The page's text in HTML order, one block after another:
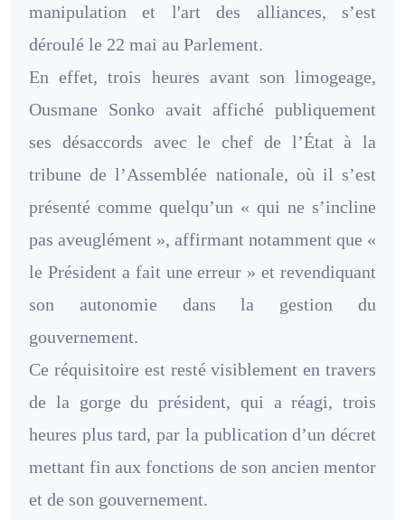
manipulation et l'art des alliances, s’est
déroulé le 22 mai au Parlement.
En effet, trois heures avant son limogeage,
Ousmane Sonko avait affiché publiquement
ses désaccords avec le chef de l’État à la
tribune de l’Assemblée nationale, où il s’est
présenté comme quelqu’un « qui ne s’incline
pas aveuglément », affirmant notamment que «
le Président a fait une erreur » et revendiquant
son autonomie dans la gestion du
gouvernement.
Ce réquisitoire est resté visiblement en travers
de la gorge du président, qui a réagi, trois
heures plus tard, par la publication d’un décret
mettant fin aux fonctions de son ancien mentor
et de son gouvernement.